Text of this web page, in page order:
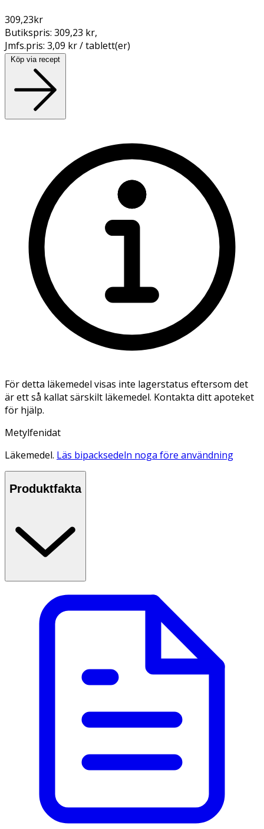
309,23kr
Butikspris: 309,23 kr,
Jmfs.pris: 3,09 kr / tablett(er)
Köp via recept
För detta läkemedel visas inte lagerstatus eftersom det
är ett så kallat särskilt läkemedel. Kontakta ditt apoteket
för hjälp.
Metylfenidat
Läkemedel. Läs bipacksedeln noga före användning
Produktfakta